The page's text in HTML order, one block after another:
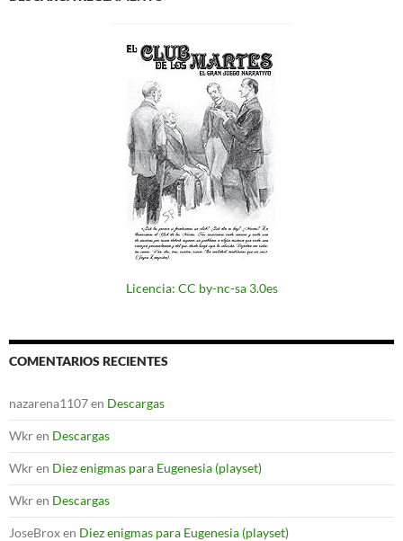
Licencia: CC by-nc-sa 3.0es
COMENTARIOS RECIENTES
nazarena1107en Descargas
Wkren Descargas
Wkren Diez enigmas para Eugenesia (playset)
Wkren Descargas
JoseBroxen Diez enigmas para Eugenesia (playset)